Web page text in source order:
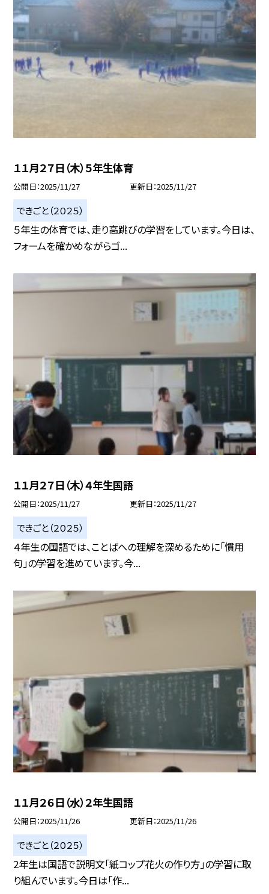
１１月２７日（木）５年生体育
公開日 2025/11/27 更新日 2025/11/27
できごと（２０２５）
５年生の体育では、走り高跳びの学習をしています。今日は、
フォームを確かめながらゴ...
１１月２７日（木）４年生国語
公開日 2025/11/27 更新日 2025/11/27
できごと（２０２５）
４年生の国語では、ことばへの理解を深めるために「慣用
句」の学習を進めています。今...
１１月２６日（水）２年生国語
公開日 2025/11/26 更新日 2025/11/26
できごと（２０２５）
2年生は国語で説明文「紙コップ花火の作り方」の学習に取
り組んでいます。今日は「作...